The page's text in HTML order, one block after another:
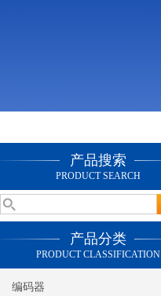
产品搜索
PRODUCT SEARCH
产品分类
PRODUCT CLASSIFICATION
编码器